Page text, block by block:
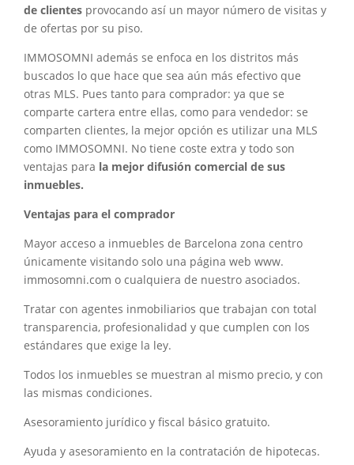
de clientes provocando así un mayor número de visitas y
de ofertas por su piso.
IMMOSOMNI además se enfoca en los distritos más
buscados lo que hace que sea aún más efectivo que
otras MLS. Pues tanto para comprador: ya que se
comparte cartera entre ellas, como para vendedor: se
comparten clientes, la mejor opción es utilizar una MLS
como IMMOSOMNI. No tiene coste extra y todo son
ventajas para la mejor difusión comercial de sus
inmuebles.
Ventajas para el comprador
Mayor acceso a inmuebles de Barcelona zona centro
únicamente visitando solo una página web www.
immosomni.com o cualquiera de nuestro asociados.
Tratar con agentes inmobiliarios que trabajan con total
transparencia, profesionalidad y que cumplen con los
estándares que exige la ley.
Todos los inmuebles se muestran al mismo precio, y con
las mismas condiciones.
Asesoramiento jurídico y fiscal básico gratuito.
Ayuda y asesoramiento en la contratación de hipotecas.